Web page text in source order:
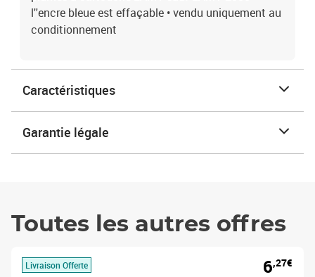
l''encre bleue est effaçable • vendu uniquement au
conditionnement
Caractéristiques
Garantie légale
Toutes les autres offres
Livraison Offerte 6,27€